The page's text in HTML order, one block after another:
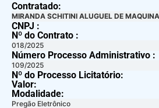
Contratado:
MIRANDA SCHITINI ALUGUEL DE
CNPJ :
Nº do Contrato :
018/2025
Número Processo Administrativo :
109/2025
Nº do Processo Licitatório:
Valor:
Modalidade:
Pregão Eletrônico